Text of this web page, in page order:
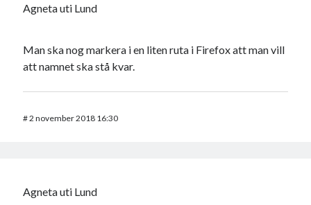
Agneta uti Lund
Man ska nog markera i en liten ruta i Firefox att man vill
att namnet ska stå kvar.
#2 november 2018 16:30
Agneta uti Lund